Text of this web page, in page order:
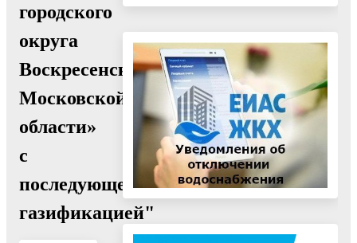
городского
округа
Воскресенск
Московской
области»
с
последующей
газификацией"